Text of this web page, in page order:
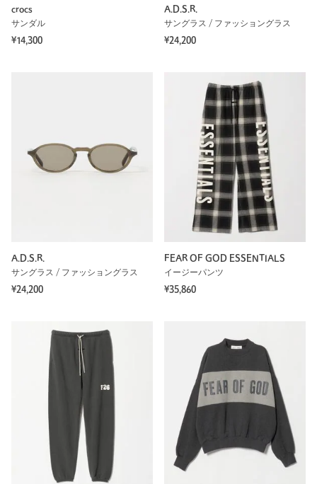
crocs
サンダル
¥14,300
A.D.S.R.
サングラス / ファッショングラス
¥24,200
A.D.S.R.
サングラス / ファッショングラス
¥24,200
FEAR OF GOD ESSENTIALS
イージーパンツ
¥35,860